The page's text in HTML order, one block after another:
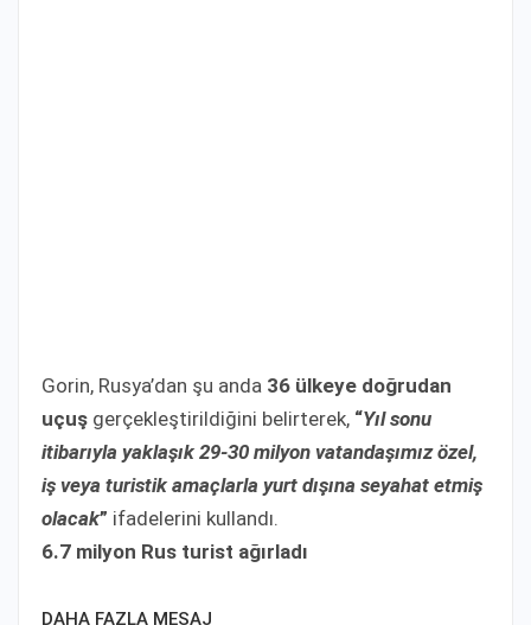
Gorin, Rusya’dan şu anda 36 ülkeye doğrudan
uçuş gerçekleştirildiğini belirterek, “Yıl sonu
itibarıyla yaklaşık 29-30 milyon vatandaşımız özel,
iş veya turistik amaçlarla yurt dışına seyahat etmiş
olacak” ifadelerini kullandı.
6.7 milyon Rus turist ağırladı
DAHA FAZLA MESAJ